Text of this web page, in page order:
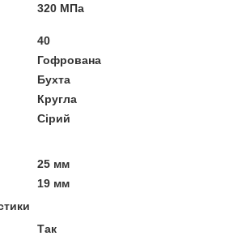
320 МПа
40
Гофрована
Бухта
Кругла
Сірий
25 мм
19 мм
Так